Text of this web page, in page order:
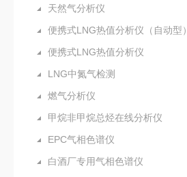
天然气分析仪
便携式LNG热值分析仪（自动型）
便携式LNG热值分析仪
LNG中氮气检测
燃气分析仪
甲烷非甲烷总烃在线分析仪
EPC气相色谱仪
白酒厂专用气相色谱仪